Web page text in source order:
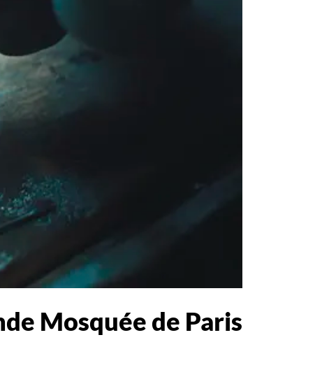
Mosquée de Paris